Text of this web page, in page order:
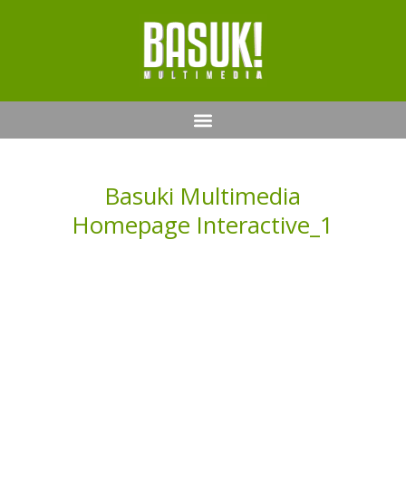
Basuki Multimedia
Homepage Interactive_1